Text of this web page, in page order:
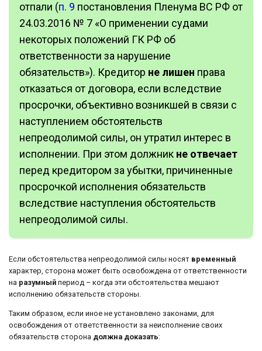
отпали (п. 9 постановления Пленума ВС РФ от
24.03.2016 № 7 «О применении судами
некоторых положений ГК РФ об
ответственности за нарушение
обязательств»). Кредитор не лишен права
отказаться от договора, если вследствие
просрочки, объективно возникшей в связи с
наступлением обстоятельств
непреодолимой силы, он утратил интерес в
исполнении. При этом должник не отвечает
перед кредитором за убытки, причиненные
просрочкой исполнения обязательств
вследствие наступления обстоятельств
непреодолимой силы.
Если обстоятельства непреодолимой силы носят временный
характер, сторона может быть освобождена от ответственности
на разумный период – когда эти обстоятельства мешают
исполнению обязательств стороны.
Таким образом, если иное не установлено законами, для
освобождения от ответственности за неисполнение своих
обязательств сторона должна доказать: